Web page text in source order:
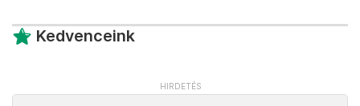
Kedvenceink